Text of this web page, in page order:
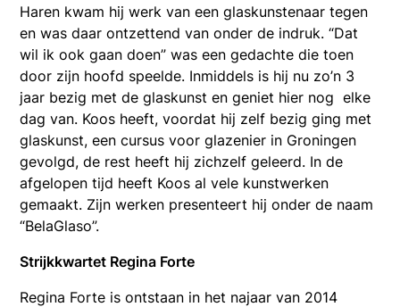
Haren kwam hij werk van een glaskunstenaar tegen
en was daar ontzettend van onder de indruk. “Dat
wil ik ook gaan doen” was een gedachte die toen
door zijn hoofd speelde. Inmiddels is hij nu zo’n 3
jaar bezig met de glaskunst en geniet hier nog elke
dag van. Koos heeft, voordat hij zelf bezig ging met
glaskunst, een cursus voor glazenier in Groningen
gevolgd, de rest heeft hij zichzelf geleerd. In de
afgelopen tijd heeft Koos al vele kunstwerken
gemaakt. Zijn werken presenteert hij onder de naam
“BelaGlaso”.
Strijkkwartet Regina Forte
Regina Forte is ontstaan in het najaar van 2014